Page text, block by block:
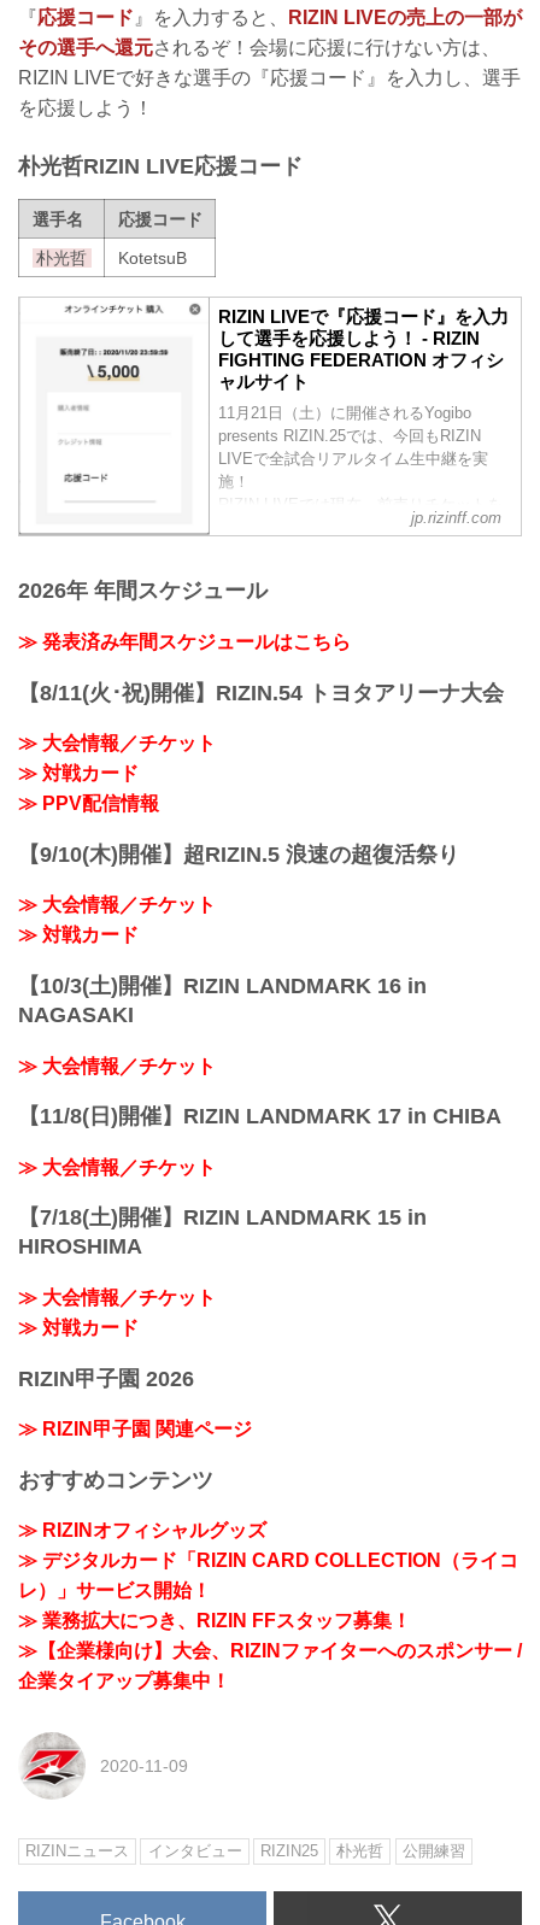
『 応援コード』を入力すると、
RIZIN LIVEの売上の一部が
その選手へ還元されるぞ！会場に応援に行けない方は、
RIZIN LIVEで好きな選手の『応援コード』を入力し、選手
を応援しよう！
朴光哲RIZIN LIVE応援コード
選手名
応援コード
朴光哲
KotetsuB
RIZIN LIVEで『応援コード』を入力
して選手を応援しよう！ - RIZIN
FIGHTING FEDERATION オフィシ
ャルサイト
11月21日（土）に開催されるYogibo
presents RIZIN.25では、今回もRIZIN
LIVEで全試合リアルタイム生中継を実
施！
RIZIN LIVEでは現在、前売りチケットを
発売中！RIZIN LIVEで前売りチケットを
一部がその選手へ還元されるぞ！
で好きな選手の『応援コード』を入力
『応援コード』とは？
jp.rizinff.com
2026年 年間スケジュール
≫ 発表済み年間スケジュールはこちら
【8/11(火･祝)開催】RIZIN.54 トヨタアリーナ大会
≫ 大会情報／チケット
≫ 対戦カード
≫ PPV配信情報
【9/10(木)開催】超RIZIN.5 浪速の超復活祭り
≫ 大会情報／チケット
≫ 対戦カード
【10/3(土)開催】RIZIN LANDMARK 16 in
NAGASAKI
≫ 大会情報／チケット
【11/8(日)開催】RIZIN LANDMARK 17 in CHIBA
≫ 大会情報／チケット
【7/18(土)開催】RIZIN LANDMARK 15 in
HIROSHIMA
≫ 大会情報／チケット
≫ 対戦カード
RIZIN甲子園 2026
≫ RIZIN甲子園 関連ページ
おすすめコンテンツ
≫ RIZINオフィシャルグッズ
≫ デジタルカード「RIZIN CARD COLLECTION（ライコ
レ）」サービス開始！
≫ 業務拡大につき、RIZIN FFスタッフ募集！
≫【企業様向け】大会、RIZINファイターへのスポンサー /
企業タイアップ募集中！
2020-11-09
RIZINニュース インタビュー RIZIN25 朴光哲 公開練習